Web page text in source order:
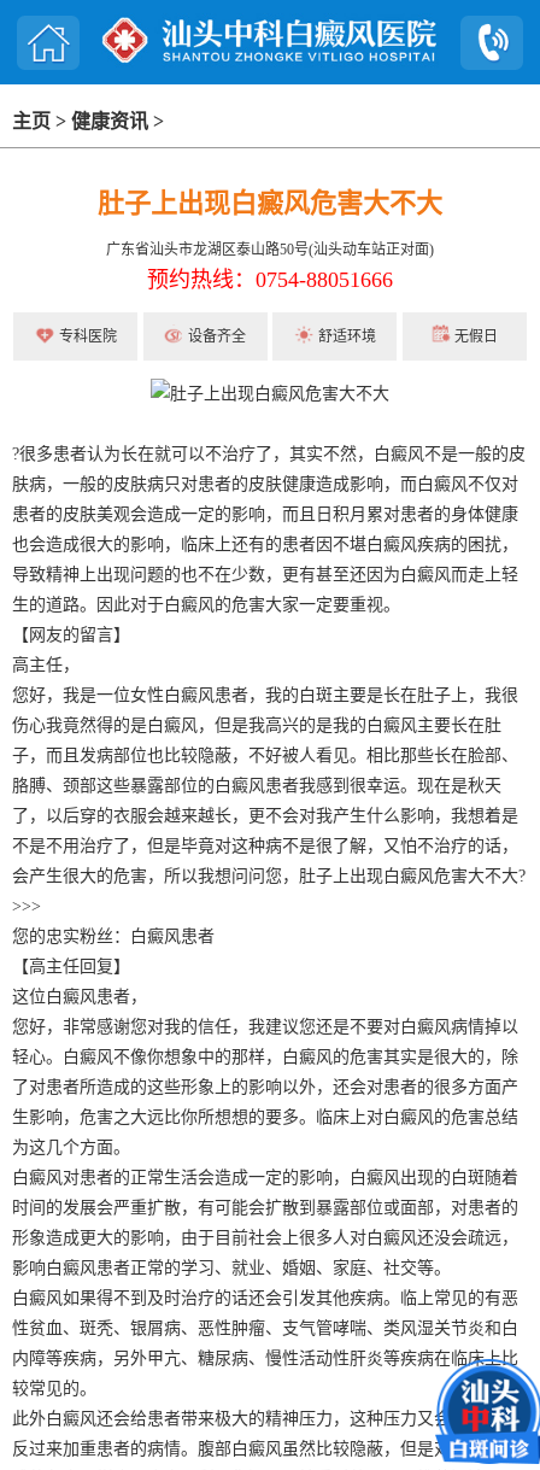
主页 > 健康资讯 >
肚子上出现白癜风危害大不大
广东省汕头市龙湖区泰山路50号(汕头动车站正对面)
预约热线：0754-88051666
专科医院 设备齐全 舒适环境 无假日
?很多患者认为长在就可以不治疗了，其实不然，白癜风不是一般的皮
肤病，一般的皮肤病只对患者的皮肤健康造成影响，而白癜风不仅对
患者的皮肤美观会造成一定的影响，而且日积月累对患者的身体健康
也会造成很大的影响，临床上还有的患者因不堪白癜风疾病的困扰，
导致精神上出现问题的也不在少数，更有甚至还因为白癜风而走上轻
生的道路。因此对于白癜风的危害大家一定要重视。
【网友的留言】
高主任，
您好，我是一位女性白癜风患者，我的白斑主要是长在肚子上，我很
伤心我竟然得的是白癜风，但是我高兴的是我的白癜风主要长在肚
子，而且发病部位也比较隐蔽，不好被人看见。相比那些长在脸部、
胳膊、颈部这些暴露部位的白癜风患者我感到很幸运。现在是秋天
了，以后穿的衣服会越来越长，更不会对我产生什么影响，我想着是
不是不用治疗了，但是毕竟对这种病不是很了解，又怕不治疗的话，
会产生很大的危害，所以我想问问您，肚子上出现白癜风危害大不大?
>>>
您的忠实粉丝：白癜风患者
【高主任回复】
这位白癜风患者，
您好，非常感谢您对我的信任，我建议您还是不要对白癜风病情掉以
轻心。白癜风不像你想象中的那样，白癜风的危害其实是很大的，除
了对患者所造成的这些形象上的影响以外，还会对患者的很多方面产
生影响，危害之大远比你所想想的要多。临床上对白癜风的危害总结
为这几个方面。
白癜风对患者的正常生活会造成一定的影响，白癜风出现的白斑随着
时间的发展会严重扩散，有可能会扩散到暴露部位或面部，对患者的
形象造成更大的影响，由于目前社会上很多人对白癜风还没会疏远，
影响白癜风患者正常的学习、就业、婚姻、家庭、社交等。
白癜风如果得不到及时治疗的话还会引发其他疾病。临上常见的有恶
性贫血、斑秃、银屑病、恶性肿瘤、支气管哮喘、类风湿关节炎和白
内障等疾病，另外甲亢、糖尿病、慢性活动性肝炎等疾病在临床上比
较常见的。
此外白癜风还会给患者带来极大的精神压力，这种压力又会恶性循环
反过来加重患者的病情。腹部白癜风虽然比较隐蔽，但是对患者所造